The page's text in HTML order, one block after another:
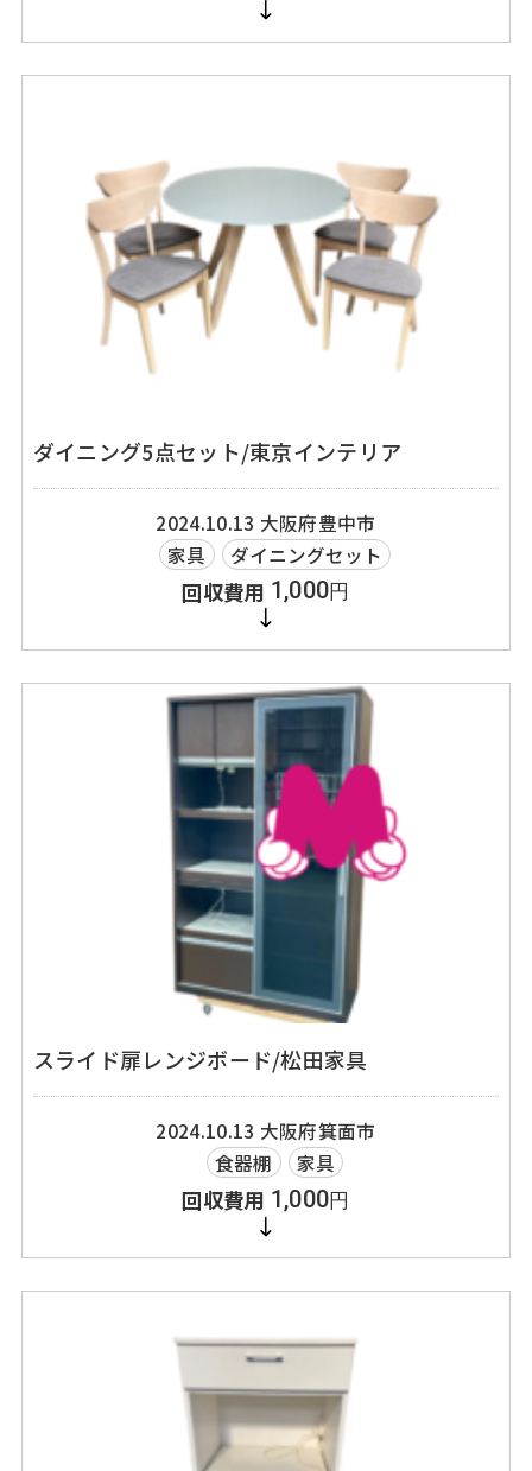
ダイニング5点セット/東京インテリア
2024.10.13 大阪府豊中市
家具
ダイニングセット
1,000円
スライド扉レンジボード/松田家具
2024.10.13 大阪府箕面市
食器棚
家具
1,000円